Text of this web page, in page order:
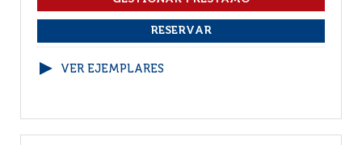
VER EJEMPLARES